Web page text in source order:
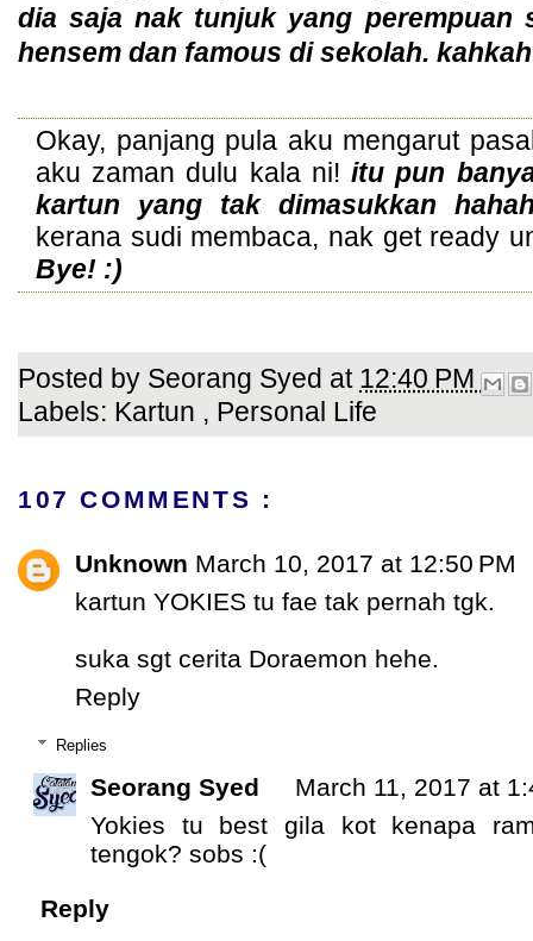
dia saja nak tunjuk yang perempuan
hensem dan famous di sekolah. kahkah
Okay, panjang pula aku mengarut
aku zaman dulu kala ni! itu pun
kartun yang tak dimasukkan
kerana sudi membaca, nak get ready
Bye! :)
Posted by Seorang Syed at 12:40 PM
Labels: Kartun , Personal Life
107 COMMENTS :
Unknown March 10, 2017 at 12:50 PM
kartun YOKIES tu fae tak pernah tgk.
suka sgt cerita Doraemon hehe.
Reply
Replies
Seorang Syed
March 11, 2017 at
Yokies tu best gila kot kenapa
tengok? sobs :(
Reply